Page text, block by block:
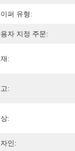
퍼 유형:
자 지정 주문:
:
:
:
인: